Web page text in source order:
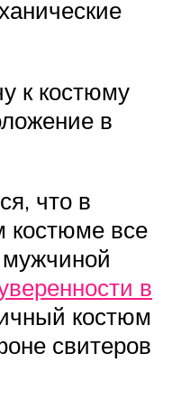
к костюму
в
что в
костюме все
в
костюм
свитеров